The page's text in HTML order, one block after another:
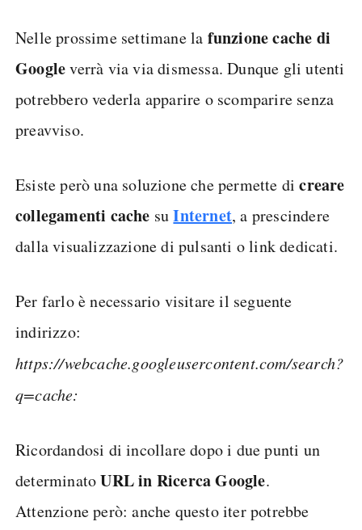
Nelle prossime settimane la funzione cache di
Googleverrà via via dismessa. Dunque gli utenti
potrebbero vederla apparire o scomparire senza
preavviso.
Esiste però una soluzione che permette dicreare
collegamenti cache suInternet, a prescindere
dalla visualizzazione di pulsanti o link dedicati.
Per farlo è necessario visitare il seguente
indirizzo:
https://webcache.googleusercontent.com/search?
q=cache:
Ricordandosi di incollare dopo i due punti un
determinatoURL in Ricerca Google.
Attenzione però: anche questo iter potrebbe